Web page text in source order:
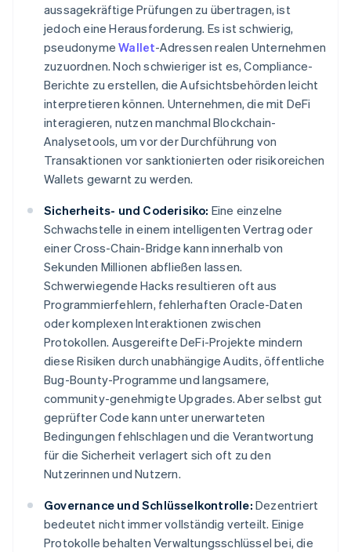
aussagekräftige Prüfungen zu übertragen, ist
jedoch eine Herausforderung. Es ist schwierig,
pseudonymeWallet-Adressen realen Unternehmen
zuzuordnen. Noch schwieriger ist es, Compliance-
Berichte zu erstellen, die Aufsichtsbehörden leicht
interpretieren können. Unternehmen, die mit DeFi
interagieren, nutzen manchmal Blockchain-
Analysetools, um vor der Durchführung von
Transaktionen vor sanktionierten oder risikoreichen
Wallets gewarnt zu werden.
Sicherheits- und Coderisiko: Eine einzelne
Schwachstelle in einem intelligenten Vertrag oder
einer Cross-Chain-Bridge kann innerhalb von
Sekunden Millionen abfließen lassen.
Schwerwiegende Hacks resultieren oft aus
Programmierfehlern, fehlerhaften Oracle-Daten
oder komplexen Interaktionen zwischen
Protokollen. Ausgereifte DeFi-Projekte mindern
diese Risiken durch unabhängige Audits, öffentliche
Bug-Bounty-Programme und langsamere,
community-genehmigte Upgrades. Aber selbst gut
geprüfter Code kann unter unerwarteten
Bedingungen fehlschlagen und die Verantwortung
für die Sicherheit verlagert sich oft zu den
Nutzerinnen und Nutzern.
Governance und Schlüsselkontrolle: Dezentriert
bedeutet nicht immer vollständig verteilt. Einige
Protokolle behalten Verwaltungsschlüssel bei, die